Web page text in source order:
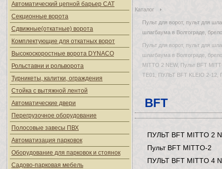
Автоматический цепной барьер CAT
Секционные ворота
Сдвижные(откатные) ворота
Комплектующие для откатных ворот
Высокоскоростные ворота DYNACO
Рольставни и рольворота
Турникеты, калитки, ограждения
Стойка с вытяжной лентой
Автоматические двери
Перегрузочное оборудование
Полосовые завесы ПВХ
Автоматизация парковок
Оборудование для парковок и стоянок
Садово-парковая мебель
Каталог
Пульт для ворот, пульт для
шлагбаума в Волгограде,
Пульт для ворот, пульт для
шлагбаума в Волгограде,
MITTO 2 NEW, Пульт BFT
TE01, ПУЛЬТ BFT KLEIO 2-12,
BFT
ПУЛЬТ BFT MITTO 2
ПультBFT MITTO-2
ПУЛЬТ BFT MITTO 4